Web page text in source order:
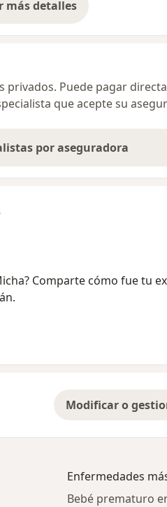
más detalles
sobre la dirección
privados. Puede pagar
que acepte su
por aseguradora
Comparte cómo fue tu
Modificar o
Enfermedades
Bebé prematuro